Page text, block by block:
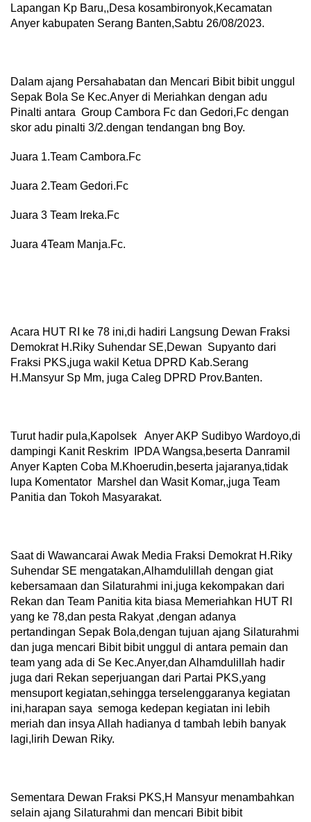
Lapangan Kp Baru,,Desa kosambironyok,Kecamatan
Anyer kabupaten Serang Banten,Sabtu 26/08/2023.
Dalam ajang Persahabatan dan Mencari Bibit bibit unggul
Sepak Bola Se Kec.Anyer di Meriahkan dengan adu
Pinalti antara Group Cambora Fc dan Gedori,Fc dengan
skor adu pinalti 3/2.dengan tendangan bng Boy.
Juara 1.Team Cambora.Fc
Juara 2.Team Gedori.Fc
Juara 3 Team Ireka.Fc
Juara 4Team Manja.Fc.
Acara HUT RI ke 78 ini,di hadiri Langsung Dewan Fraksi
Demokrat H.Riky Suhendar SE,Dewan Supyanto dari
Fraksi PKS,juga wakil Ketua DPRD Kab.Serang
H.Mansyur Sp Mm, juga Caleg DPRD Prov.Banten.
Turut hadir pula,Kapolsek Anyer AKP Sudibyo Wardoyo,di
dampingi Kanit Reskrim IPDA Wangsa,beserta Danramil
Anyer Kapten Coba M.Khoerudin,beserta jajaranya,tidak
lupa Komentator Marshel dan Wasit Komar,,juga Team
Panitia dan Tokoh Masyarakat.
Saat di Wawancarai Awak Media Fraksi Demokrat H.Riky
Suhendar SE mengatakan,Alhamdulillah dengan giat
kebersamaan dan Silaturahmi ini,juga kekompakan dari
Rekan dan Team Panitia kita biasa Memeriahkan HUT RI
yang ke 78,dan pesta Rakyat ,dengan adanya
pertandingan Sepak Bola,dengan tujuan ajang Silaturahmi
dan juga mencari Bibit bibit unggul di antara pemain dan
team yang ada di Se Kec.Anyer,dan Alhamdulillah hadir
juga dari Rekan seperjuangan dari Partai PKS,yang
mensuport kegiatan,sehingga terselenggaranya kegiatan
ini,harapan saya semoga kedepan kegiatan ini lebih
meriah dan insya Allah hadianya d tambah lebih banyak
lagi,lirih Dewan Riky.
Sementara Dewan Fraksi PKS,H Mansyur menambahkan
selain ajang Silaturahmi dan mencari Bibit bibit